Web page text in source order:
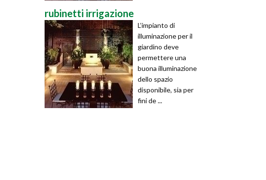
rubinetti irrigazione
L’impianto di
illuminazione per il
giardino deve
permettere una
buona illuminazione
dello spazio
disponibile, sia per
fini de ...